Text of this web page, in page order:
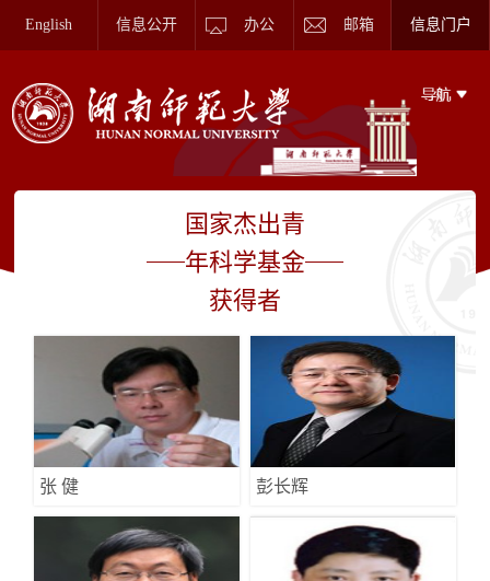
English 信息公开 办公 邮箱 信息门户
国家杰出青
年科学基金
获得者
张 健 彭长辉